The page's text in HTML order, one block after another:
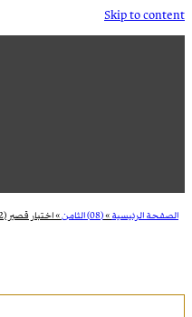
Skip to content
الصفحة الرئيسية»(08) الثامن »اختبار قصير (2) إسلامية للصف الثامن الفصل الثاني# مدرسة التميز النموذجية